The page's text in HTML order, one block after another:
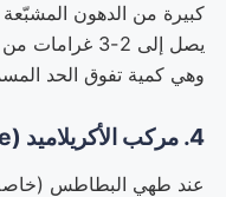
كبيرة من الدهون
وهي كمية تفوق الحد
4. مركب الأكريلاميد (Acrylamide)
عند طهي البطاطس (خاصة